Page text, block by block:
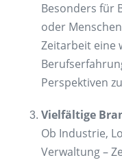
Besonders für
oder
Zeitarbeit eine
Perspektiven
Vielfältige
Ob Industrie,
Verwaltung –